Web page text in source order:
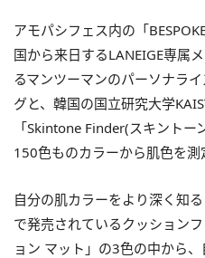
アモパシフェス内の「
国から来日するLANEIGE専属
るマンツーマンのパーソナラ
グと、韓国の国立研究大学
「Skintone Finder(スキントー
150色ものカラーから肌色を測
自分の肌カラーをより深く知
で発売されているクッション
ョン マット」の3色の中から